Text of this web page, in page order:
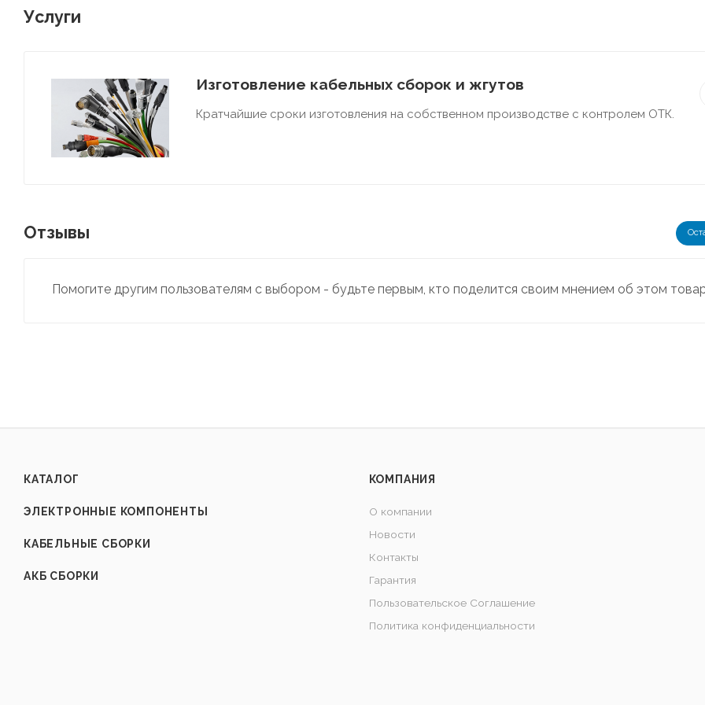
Услуги
Изготовление кабельных сборок и жгутов
Кратчайшие сроки изготовления на собственном производстве с контролем ОТК.
Отзывы
Помогите другим пользователям с выбором - будьте первым, кто поделится своим мнением об этом
КАТАЛОГ
ЭЛЕКТРОННЫЕ КОМПОНЕНТЫ
КАБЕЛЬНЫЕ СБОРКИ
АКБ СБОРКИ
КОМПАНИЯ
О компании
Новости
Контакты
Гарантия
Пользовательское Соглашение
Политика конфиденциальности